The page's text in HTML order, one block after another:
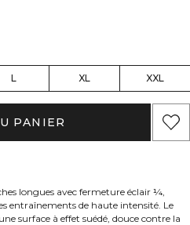
L XL XXL
PANIER
longues avec fermeture éclair ¼,
entraînements de haute intensité. Le
surface à effet suédé, douce contre la